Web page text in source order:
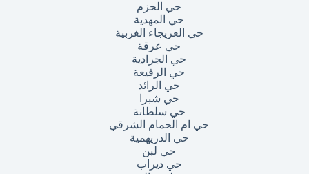
حي الحزم
حي المهدية
حي العريجاء الغربية
حي عرقة
حي الجرادية
حي الرفيعة
حي الرائد
حي شبرا
حي سلطانة
حي ام الحمام الشرقي
حي الدريهمية
حي لبن
حي ديراب